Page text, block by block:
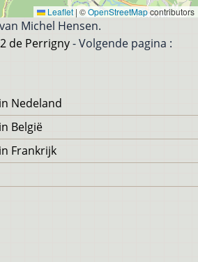
Leaflet | ©OpenStreetMapcontributors
Michel Hensen.
de Perrigny- Volgende pagina :
Nedeland
België
Frankrijk